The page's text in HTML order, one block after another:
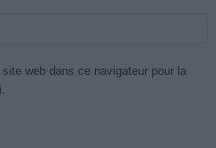
web dans ce navigateur pour la